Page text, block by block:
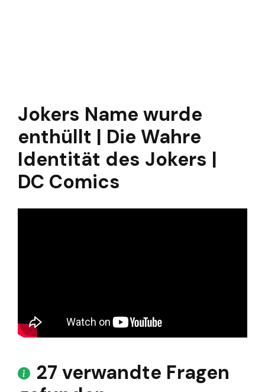
Jokers Name wurde
enthüllt | Die Wahre
Identität des Jokers |
DC Comics
27 verwandte Fragen